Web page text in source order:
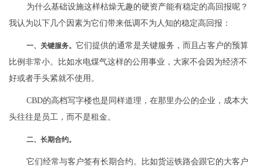
为什么基础设施这样枯燥无趣的硬资产能有稳定的高回报呢？
我认为以下几个因素为它们带来低调不为人知的稳定高回报：
一、关键服务。 它们提供的通常是关键服务，而且占客户的预算
比例非常小。比如水电煤气这样的公用事业，大家不会因为经济不
好或者手头紧就不使用。
CBD的高档写字楼也是同样道理，在那里办公的企业，成本大
头往往是员工，而不是租金。
二、长期合约。
它们经常与客户签有长期合约。比如货运铁路会跟它的大客户